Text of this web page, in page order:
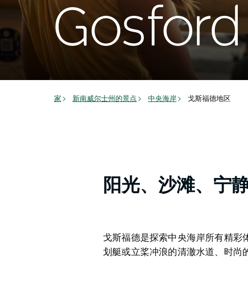
家 新南威尔士州的景点 中央海岸 戈斯福德地区
阳光、沙滩、宁
戈斯福德是探索中央海岸所有精彩
划艇或立桨冲浪的清澈水道、时尚